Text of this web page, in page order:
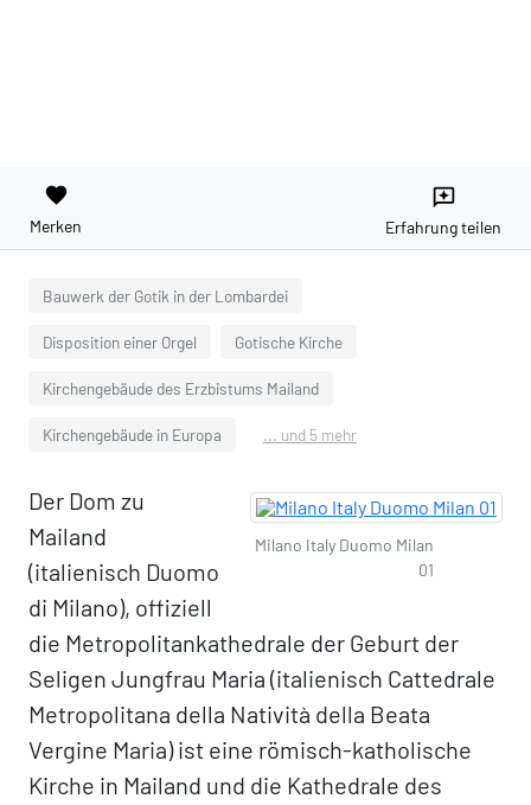
favorite
Merken
reviews
Erfahrung teilen
Bauwerk der Gotik in der Lombardei
Disposition einer Orgel Gotische Kirche
Kirchengebäude des Erzbistums Mailand
Kirchengebäude in Europa ... und 5 mehr
Milano Italy Duomo Milan
01
Der Dom zu
Mailand
(italienisch Duomo
di Milano), offiziell
die Metropolitankathedrale der Geburt der
Seligen Jungfrau Maria (italienisch Cattedrale
Metropolitana della Natività della Beata
Vergine Maria) ist eine römisch-katholische
Kirche in Mailand und die Kathedrale des